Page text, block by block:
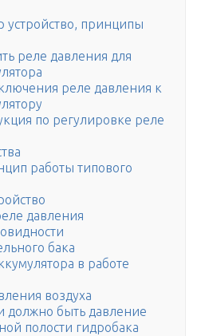
устройство, принципы
реле давления для
реле давления к
по регулировке реле
работы типового
давления
бака
в работе
воздуха
должно быть давление
полости гидробака